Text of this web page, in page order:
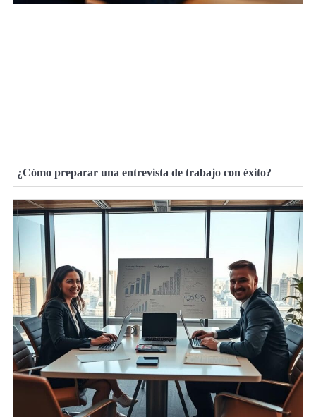
¿Cómo preparar una entrevista de trabajo con éxito?